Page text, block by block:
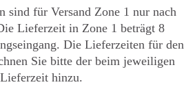
sind für Versand Zone 1 nur nach
Lieferzeit in Zone 1 beträgt 8
Die Lieferzeiten für den
Sie bitte der beim jeweiligen
hinzu.